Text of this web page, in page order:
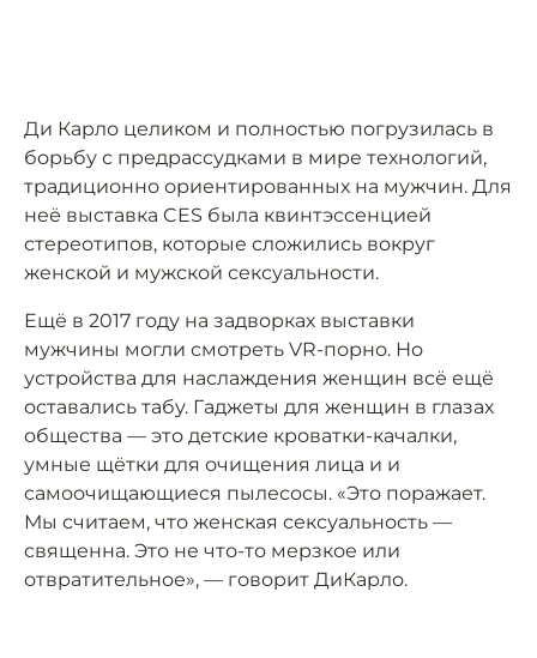
Ди Карло целиком и полностью погрузилась в
борьбу с предрассудками в мире технологий,
традиционно ориентированных на мужчин. Для
неё выставка CES была квинтэссенцией
стереотипов, которые сложились вокруг
женской и мужской сексуальности.
Ещё в 2017 году на задворках выставки
мужчины могли смотреть VR-порно. Но
устройства для наслаждения женщин всё ещё
оставались табу. Гаджеты для женщин в глазах
общества — это детские кроватки-качалки,
умные щётки для очищения лица и и
самоочищающиеся пылесосы. «Это поражает.
Мы считаем, что женская сексуальность —
священна. Это не что-то мерзкое или
отвратительное», — говорит ДиКарло.